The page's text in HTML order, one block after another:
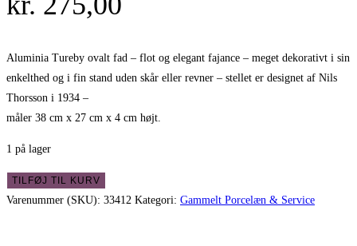
Aluminia Tureby ovalt fad – flot og elegant fajance – meget dekorativt i sin
enkelthed og i fin stand uden skår eller revner – stellet er designet af Nils
Thorsson i 1934 –
måler 38 cm x 27 cm x 4 cm højt.
1 på lager
Aluminia
Tureby
TILFØJ TIL KURV
Varenummer (SKU): 33412 Kategori: Gammelt Porcelæn & Service